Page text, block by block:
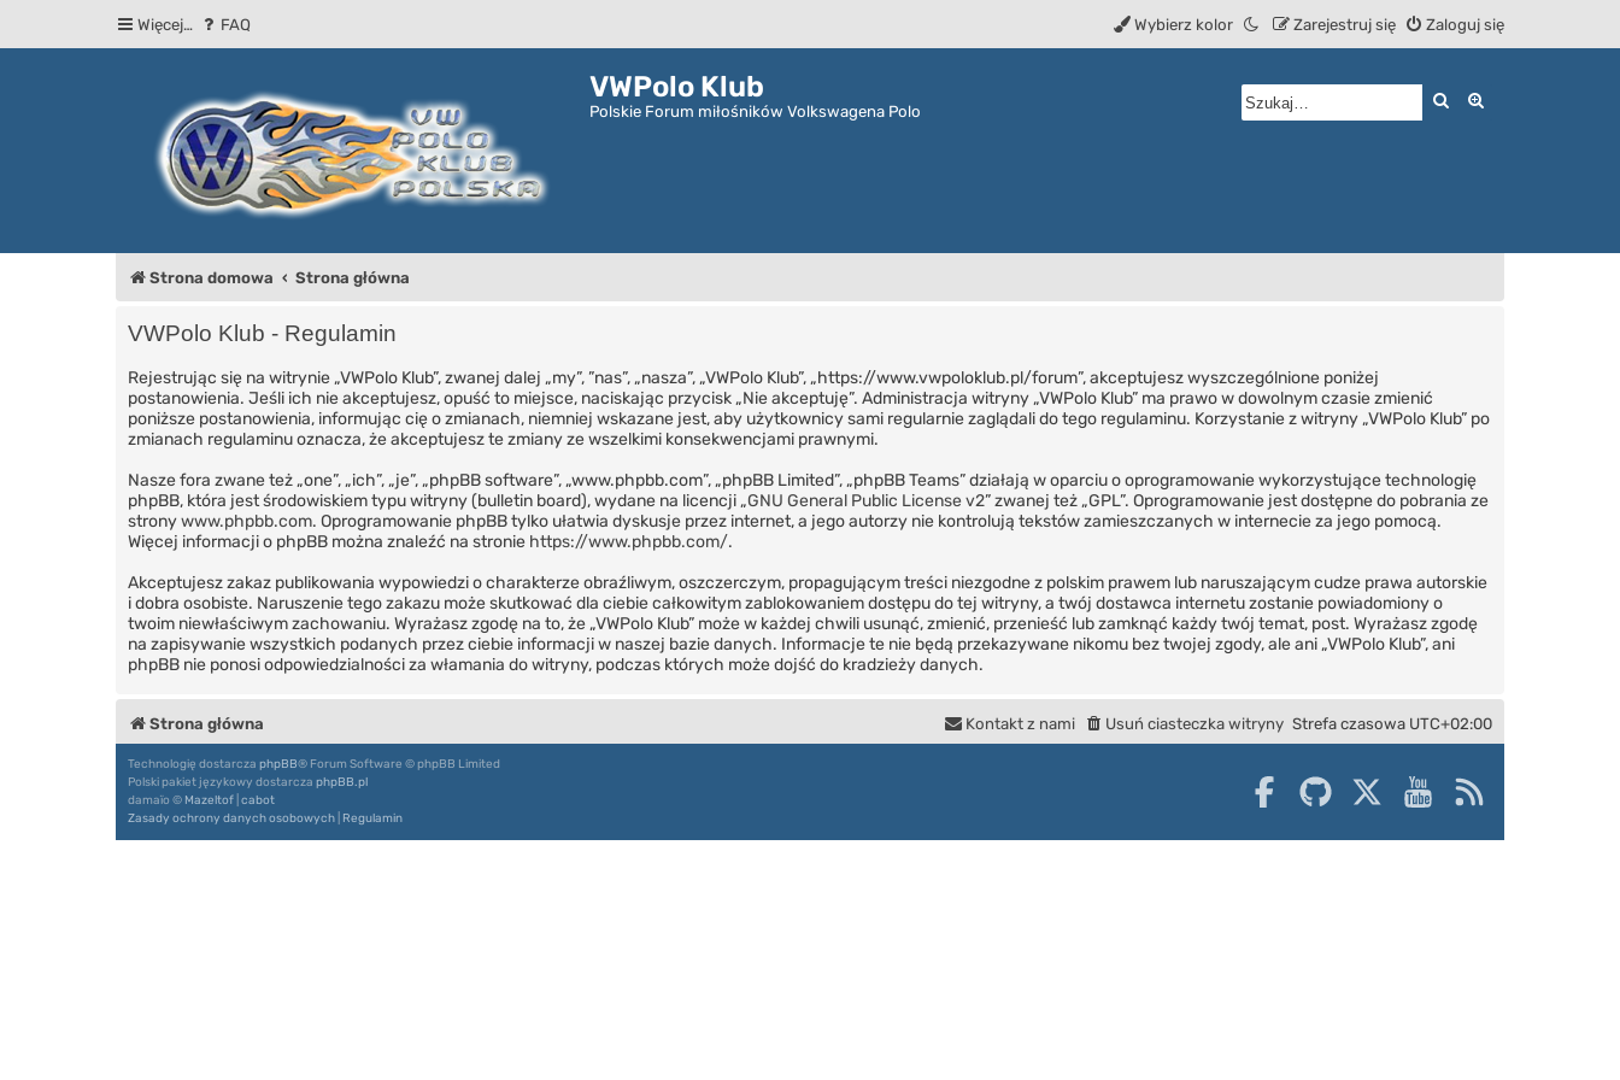
Więcej… FAQ Zaloguj się
Zarejestruj się
Wybierz kolor
VWPolo Klub
Polskie Forum miłośników Volkswagena Polo
Szukaj
Strona domowa Strona główna
VWPolo Klub - Regulamin
Rejestrując się na witrynie „VWPolo Klub”, zwanej dalej „my”, ”nas”, „nasza”, „VWPolo Klub”, „https://www.vwpoloklub.pl/forum”, akceptujesz wyszczególnione poniżej
postanowienia. Jeśli ich nie akceptujesz, opuść to miejsce, naciskając przycisk „Nie akceptuję”. Administracja witryny „VWPolo Klub” ma prawo w dowolnym czasie zmienić
poniższe postanowienia, informując cię o zmianach, niemniej wskazane jest, aby użytkownicy sami regularnie zaglądali do tego regulaminu. Korzystanie z witryny „VWPolo Klub” po
zmianach regulaminu oznacza, że akceptujesz te zmiany ze wszelkimi konsekwencjami prawnymi.
Nasze fora zwane też „one”, „ich”, „je”, „phpBB software”, „www.phpbb.com”, „phpBB Limited”, „phpBB Teams” działają w oparciu o oprogramowanie wykorzystujące technologię
phpBB, która jest środowiskiem typu witryny (bulletin board), wydane na licencji „GNU General Public License v2” zwanej też „GPL”. Oprogramowanie jest dostępne do pobrania ze
stronywww.phpbb.com. Oprogramowanie phpBB tylko ułatwia dyskusje przez internet, a jego autorzy nie kontrolują tekstów zamieszczanych w internecie za jego pomocą.
Więcej informacji o phpBB można znaleźć na stronie https://www.phpbb.com/.
Akceptujesz zakaz publikowania wypowiedzi o charakterze obraźliwym, oszczerczym, propagującym treści niezgodne z polskim prawem lub naruszającym cudze prawa autorskie
i dobra osobiste. Naruszenie tego zakazu może skutkować dla ciebie całkowitym zablokowaniem dostępu do tej witryny, a twój dostawca internetu zostanie powiadomiony o
twoim niewłaściwym zachowaniu. Wyrażasz zgodę na to, że „VWPolo Klub” może w każdej chwili usunąć, zmienić, przenieść lub zamknąć każdy twój temat, post. Wyrażasz zgodę
na zapisywanie wszystkich podanych przez ciebie informacji w naszej bazie danych. Informacje te nie będą przekazywane nikomu bez twojej zgody, ale ani „VWPolo Klub”, ani
phpBB nie ponosi odpowiedzialności za włamania do witryny, podczas których może dojść do kradzieży danych.
Strona główna Strefa czasowa UTC+02:00
Usuń ciasteczka witryny
Kontakt z nami
Technologię dostarcza phpBB® Forum Software © phpBB Limited
Polski pakiet językowy dostarcza phpBB.pl
damaïo © Mazeltof cabot
Zasady ochrony danych osobowych Regulamin